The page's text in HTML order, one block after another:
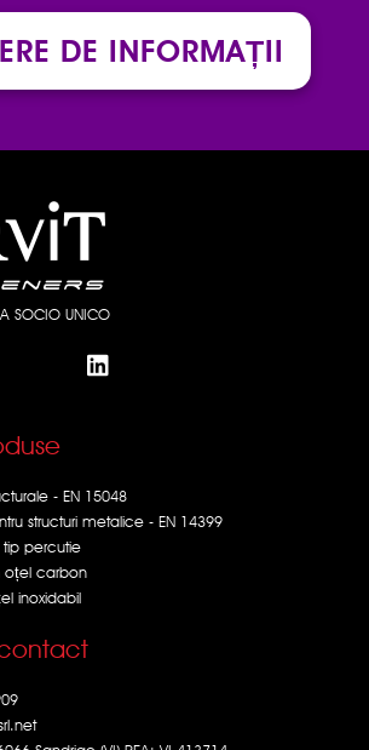
DE INFORMAȚII
A SOCIO UNICO
- EN 15048
structuri metalice - EN 14399
percutie
oțel carbon
inoxidabil